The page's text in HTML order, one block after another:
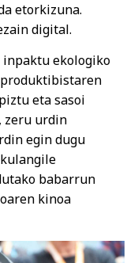
etorkizuna.
digital.
inpaktu ekologiko
eta sasoi
zeru urdin
egin dugu
babarrun
kinoa